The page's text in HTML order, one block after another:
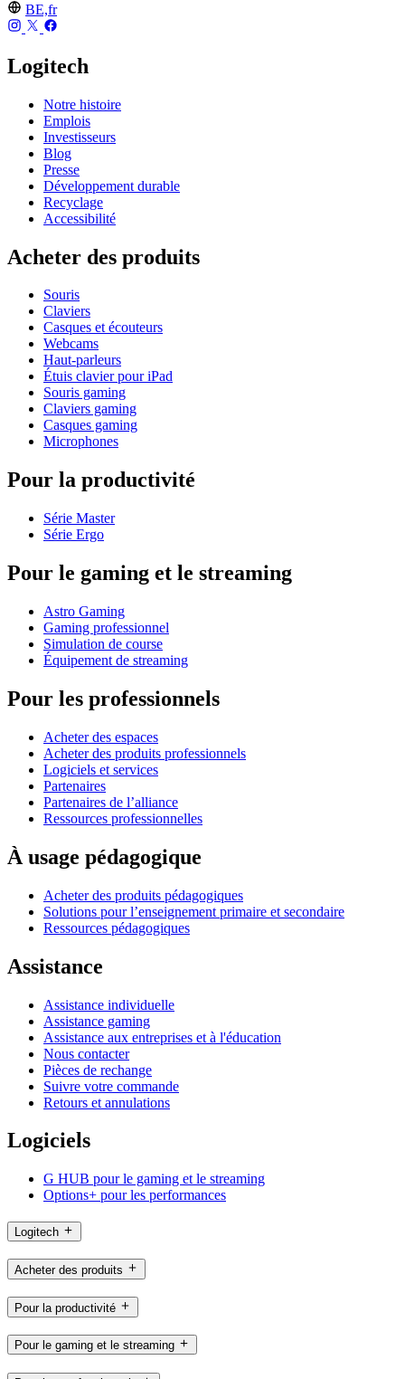
BE,fr
Logitech
Notre histoire
Emplois
Investisseurs
Blog
Presse
Développement durable
Recyclage
Accessibilité
Acheter des produits
Souris
Claviers
Casques et écouteurs
Webcams
Haut-parleurs
Étuis clavier pour iPad
Souris gaming
Claviers gaming
Casques gaming
Microphones
Pour la productivité
Série Master
Série Ergo
Pour le gaming et le streaming
Astro Gaming
Gaming professionnel
Simulation de course
Équipement de streaming
Pour les professionnels
Acheter des espaces
Acheter des produits professionnels
Logiciels et services
Partenaires
Partenaires de l’alliance
Ressources professionnelles
À usage pédagogique
Acheter des produits pédagogiques
Solutions pour l’enseignement primaire et secondaire
Ressources pédagogiques
Assistance
Assistance individuelle
Assistance gaming
Assistance aux entreprises et à l'éducation
Nous contacter
Pièces de rechange
Suivre votre commande
Retours et annulations
Logiciels
G HUB pour le gaming et le streaming
Options+ pour les performances
Logitech
Acheter des produits
Pour la productivité
Pour le gaming et le streaming